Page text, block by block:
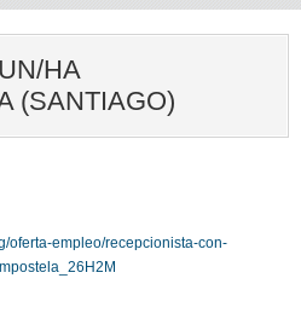
HA
(SANTIAGO)
oferta-empleo/recepcionista-con-